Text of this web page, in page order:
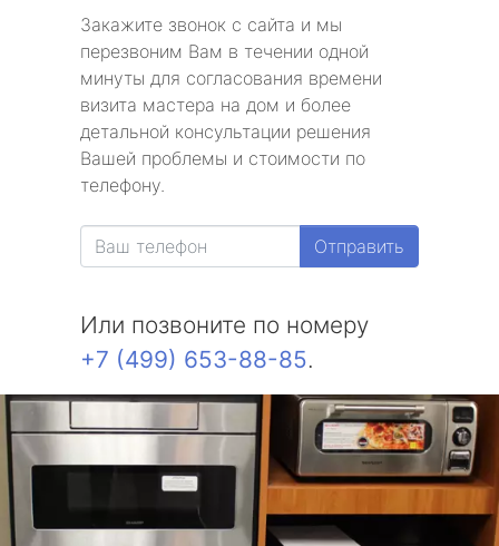
Закажите звонок с сайта и мы
перезвоним Вам в течении одной
минуты для согласования времени
визита мастера на дом и более
детальной консультации решения
Вашей проблемы и стоимости по
телефону.
Отправить
Или позвоните по номеру
+7 (499) 653-88-85.